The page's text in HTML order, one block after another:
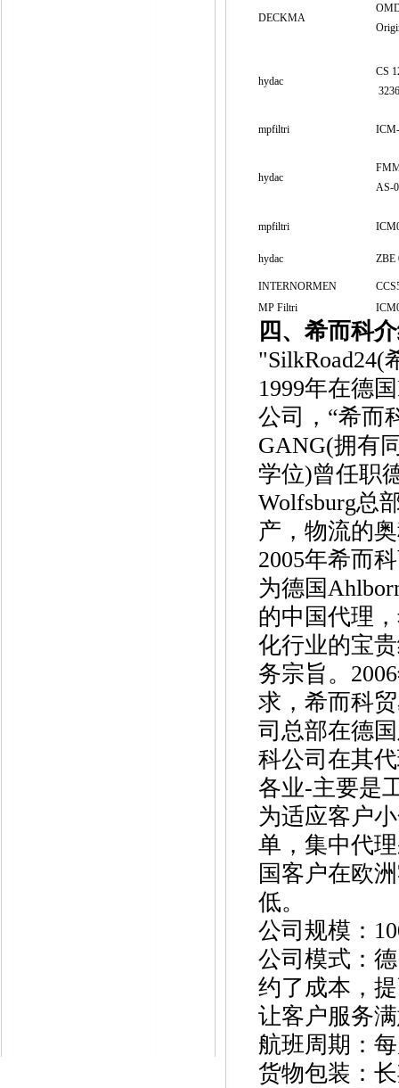
DECKMA
hydac
CS
mpfiltri
hydac
AS-
mpfiltri
hydac ZBE
INTERNORMEN
MP Filtri
四、希而科
1999年在德
公司，“希而
GANG(拥有
学位)曾任职
Wolfsburg总
产，物流的
2005年希而
为德国
的中国代理
化行业的宝
务宗旨。
求，希而科
司总部在德
科公司在其
各业-主要是
为适应客户
单，集中代
国客户在欧
低。
公司规模：
公司模式：
约了成本，
让客户服务
航班周期：
货物包装：